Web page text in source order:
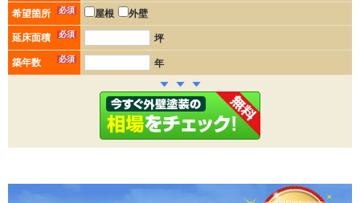
希望箇所 必須 屋根 外壁
延床面積 必須 坪
築年数 必須 年